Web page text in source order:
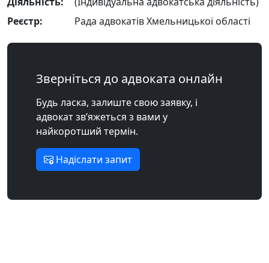
Реєстр:
Рада адвокатів Хмельницької області
Зверніться до адвоката онлайн
Будь ласка, залиште свою заявку, і
адвокат зв’яжеться з вами у
найкоротший термін.
Надіслати запит